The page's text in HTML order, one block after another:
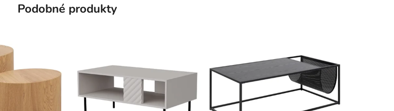
Podobné produkty